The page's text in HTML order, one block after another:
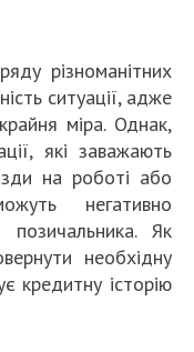
різноманітних
ситуації, адже
міра. Однак,
які заважають
на роботі або
негативно
Як
необхідну
кредитну історію